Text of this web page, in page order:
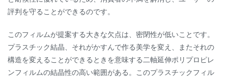
評判を守ることができるのです。
このフィルムが提案する大きな欠点は、密閉性が低いことです。
プラスチック結晶、それがかすんで作る美学を変え、またそれの
構造を変えることができるときを意味する二軸延伸ポリプロピレ
ンフィルムの結晶性の高い範囲がある。このプラスチックフィル